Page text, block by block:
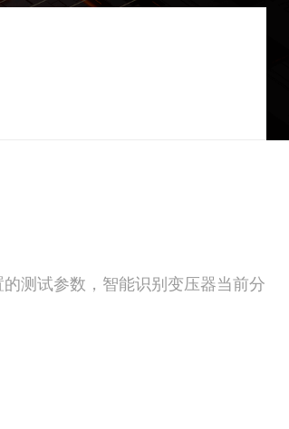
测试参数，智能识别变压器当前分